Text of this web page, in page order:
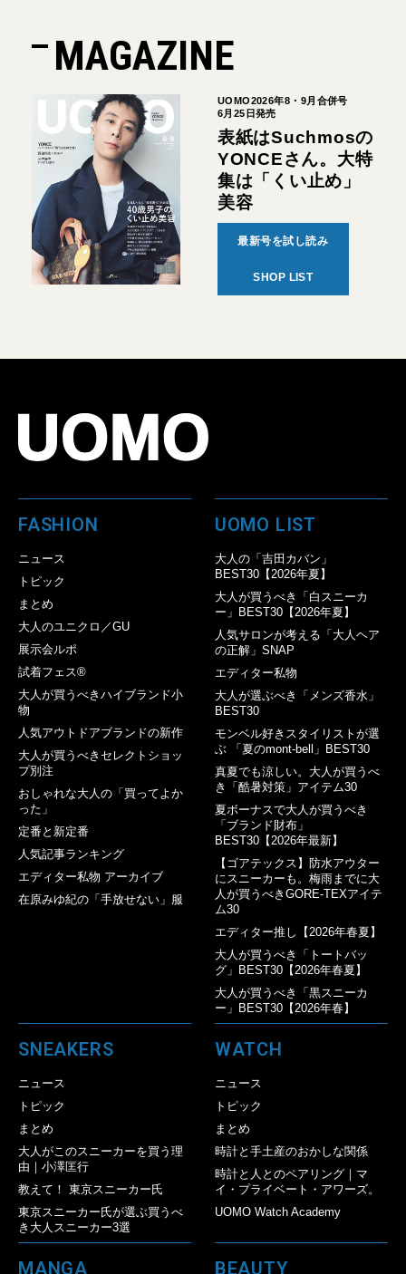
MAGAZINE
UOMO2026年8・9月合併号
6月25日発売
表紙はSuchmosの
YONCEさん。大特
集は「くい止め」
美容
最新号を試し読み
SHOP LIST
FASHION
ニュース
トピック
まとめ
大人のユニクロ／GU
展示会ルポ
試着フェス®︎
大人が買うべきハイブランド小
物
人気アウトドアブランドの新作
大人が買うべきセレクトショッ
プ別注
おしゃれな大人の「買ってよか
った」
定番と新定番
人気記事ランキング
エディター私物 アーカイブ
在原みゆ紀の「手放せない」服
UOMO LIST
大人の「吉田カバン」
BEST30【2026年夏】
大人が買うべき「白スニーカ
ー」BEST30【2026年夏】
人気サロンが考える「大人ヘア
の正解」SNAP
エディター私物
大人が選ぶべき「メンズ香水」
BEST30
モンベル好きスタイリストが選
ぶ 「夏のmont-bell」BEST30
真夏でも涼しい。大人が買うべ
き「酷暑対策」アイテム30
夏ボーナスで大人が買うべき
「ブランド財布」
BEST30【2026年最新】
【ゴアテックス】防水アウター
にスニーカーも。梅雨までに大
人が買うべきGORE-TEXアイテ
ム30
エディター推し【2026年春夏】
大人が買うべき「トートバッ
グ」BEST30【2026年春夏】
大人が買うべき「黒スニーカ
ー」BEST30【2026年春】
SNEAKERS
ニュース
トピック
まとめ
大人がこのスニーカーを買う理
由｜小澤匡行
教えて！ 東京スニーカー氏
東京スニーカー氏が選ぶ買うべ
き大人スニーカー3選
WATCH
ニュース
トピック
まとめ
時計と手土産のおかしな関係
時計と人とのペアリング｜マ
イ・プライベート・アワーズ。
UOMO Watch Academy
MANGA BEAUTY